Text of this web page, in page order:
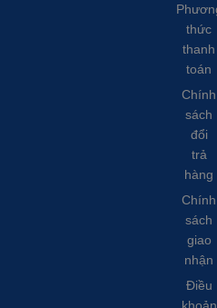
thức
thanh
toán
Chính
sách
đổi
trả
hàng
Chính
sách
giao
nhận
Điều